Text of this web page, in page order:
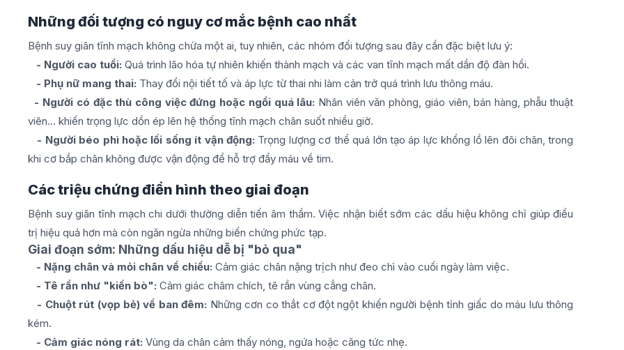
Những đối tượng có nguy cơ mắc bệnh cao nhất
Bệnh suy giãn tĩnh mạch không chừa một ai, tuy nhiên, các nhóm đối tượng sau đây cần đặc biệt lưu ý:
- Người cao tuổi: Quá trình lão hóa tự nhiên khiến thành mạch và các van tĩnh mạch mất dần độ đàn hồi.
- Phụ nữ mang thai: Thay đổi nội tiết tố và áp lực từ thai nhi làm cản trở quá trình lưu thông máu.
- Người có đặc thù công việc đứng hoặc ngồi quá lâu: Nhân viên văn phòng, giáo viên, bán hàng, phẫu thuật
viên... khiến trọng lực dồn ép lên hệ thống tĩnh mạch chân suốt nhiều giờ.
- Người béo phì hoặc lối sống ít vận động: Trọng lượng cơ thể quá lớn tạo áp lực khổng lồ lên đôi chân, trong
khi cơ bắp chân không được vận động để hỗ trợ đẩy máu về tim.
Các triệu chứng điển hình theo giai đoạn
Bệnh suy giãn tĩnh mạch chi dưới thường diễn tiến âm thầm. Việc nhận biết sớm các dấu hiệu không chỉ giúp điều
trị hiệu quả hơn mà còn ngăn ngừa những biến chứng phức tạp.
Giai đoạn sớm: Những dấu hiệu dễ bị "bỏ qua"
- Nặng chân và mỏi chân về chiều: Cảm giác chân nặng trịch như đeo chì vào cuối ngày làm việc.
- Tê rần như "kiến bò": Cảm giác châm chích, tê rần vùng cẳng chân.
- Chuột rút (vọp bẻ) về ban đêm: Những cơn co thắt cơ đột ngột khiến người bệnh tỉnh giấc do máu lưu thông
kém.
- Cảm giác nóng rát: Vùng da chân cảm thấy nóng, ngứa hoặc căng tức nhẹ.